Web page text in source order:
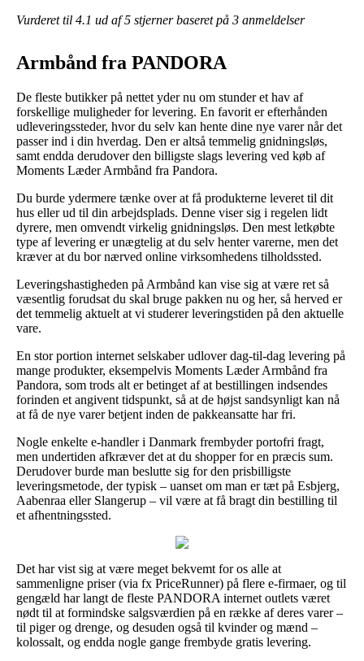
Vurderet til 4.1 ud af 5 stjerner baseret på 3 anmeldelser
Armbånd fra PANDORA
De fleste butikker på nettet yder nu om stunder et hav af
forskellige muligheder for levering. En favorit er efterhånden
udleveringssteder, hvor du selv kan hente dine nye varer når det
passer ind i din hverdag. Den er altså temmelig gnidningsløs,
samt endda derudover den billigste slags levering ved køb af
Moments Læder Armbånd fra Pandora.
Du burde ydermere tænke over at få produkterne leveret til dit
hus eller ud til din arbejdsplads. Denne viser sig i regelen lidt
dyrere, men omvendt virkelig gnidningsløs. Den mest letkøbte
type af levering er unægtelig at du selv henter varerne, men det
kræver at du bor nærved online virksomhedens tilholdssted.
Leveringshastigheden på Armbånd kan vise sig at være ret så
væsentlig forudsat du skal bruge pakken nu og her, så herved er
det temmelig aktuelt at vi studerer leveringstiden på den aktuelle
vare.
En stor portion internet selskaber udlover dag-til-dag levering på
mange produkter, eksempelvis Moments Læder Armbånd fra
Pandora, som trods alt er betinget af at bestillingen indsendes
forinden et angivent tidspunkt, så at de højst sandsynligt kan nå
at få de nye varer betjent inden de pakkeansatte har fri.
Nogle enkelte e-handler i Danmark frembyder portofri fragt,
men undertiden afkræver det at du shopper for en præcis sum.
Derudover burde man beslutte sig for den prisbilligste
leveringsmetode, der typisk – uanset om man er tæt på Esbjerg,
Aabenraa eller Slangerup – vil være at få bragt din bestilling til
et afhentningssted.
Det har vist sig at være meget bekvemt for os alle at
sammenligne priser (via fx PriceRunner) på flere e-firmaer, og til
gengæld har langt de fleste PANDORA internet outlets været
nødt til at formindske salgsværdien på en række af deres varer –
til piger og drenge, og desuden også til kvinder og mænd –
kolossalt, og endda nogle gange frembyde gratis levering.